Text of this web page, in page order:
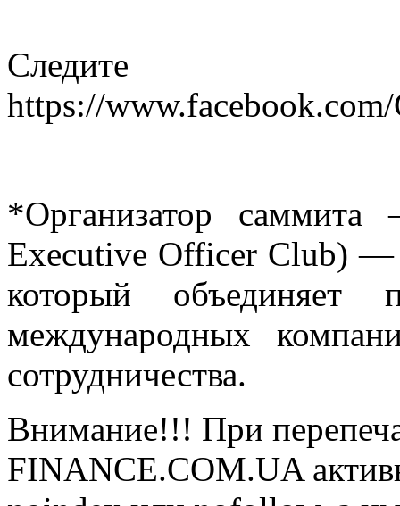
Следите
https://
*Организатор
Executive Officer Club) —
который
международных
сотрудничества.
Внимание!!! При
FINANCE.COM.UA